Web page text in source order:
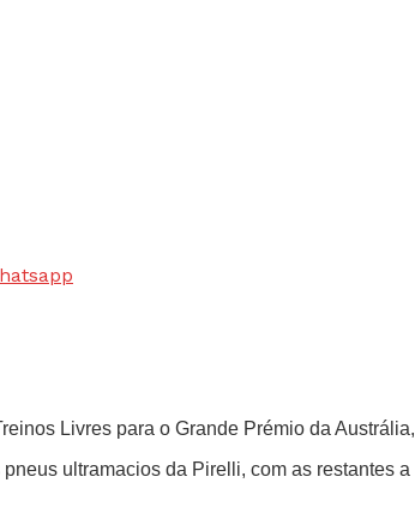
Livres para o Grande Prémio da
ultramacios da Pirelli, com as restantes